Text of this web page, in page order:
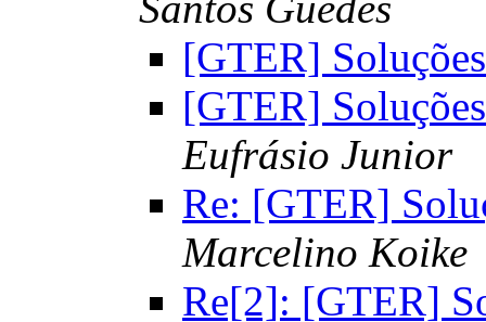
[GTER]
[GTER]
Eufrásio Junior
Re: [GTER]
Marcelino Koike
Re[2]: [GTER]